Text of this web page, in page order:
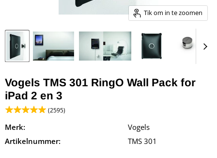
Tik om in te zoomen
Vogels TMS 301 RingO Wall Pack for
iPad 2 en 3
(2595)
Merk:
Vogels
Artikelnummer:
TMS 301